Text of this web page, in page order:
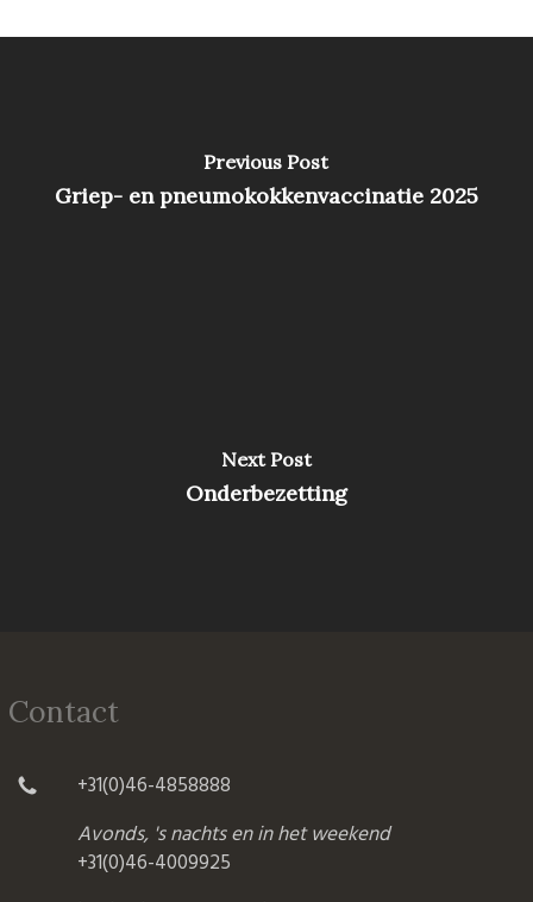
Previous Post
Griep- en pneumokokkenvaccinatie 2025
Next Post
Onderbezetting
Contact
+31(0)46-4858888
Avonds, 's nachts en in het weekend
+31(0)46-4009925